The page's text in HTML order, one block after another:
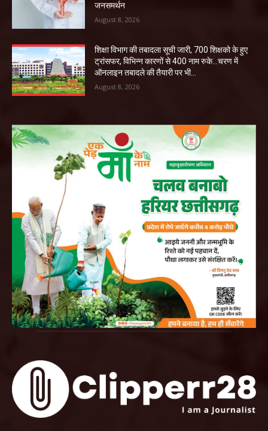
जनसमर्थन
August 8, 2026
शिक्षा विभाग की तबादला सूची जारी, 700 शिक्षको के हुए
ट्रांसफर, विभिन्न कारणों से 400 नाम रुके…चरण में
ऑनलाइन तबादले की तैयारी पर भी...
August 8, 2026